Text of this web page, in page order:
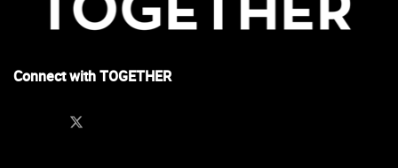
Connect with TOGETHER